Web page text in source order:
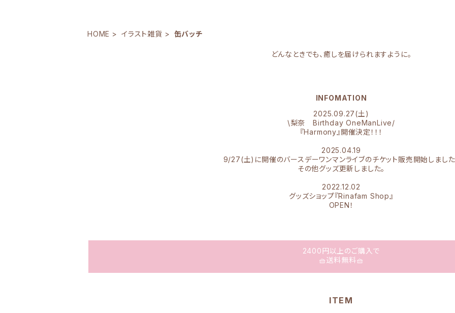
HOME イラスト雑貨 缶バッチ
どんなときでも、癒しを届けられますように。
INFOMATION
2025.09.27(土)
\梨奈 Birthday OneManLive/
『Harmony』開催決定！！！
2025.04.19
9/27(土)に開催のバースデーワンマンライブのチケット販売開始しました
その他グッズ更新しました。
2022.12.02
グッズショップ『Rinafam Shop』
OPEN！
2400円以上のご購入で
🧺送料無料🧺
ITEM